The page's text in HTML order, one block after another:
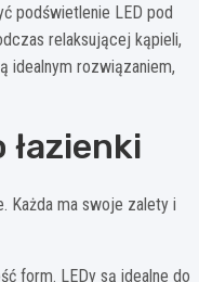
podświetlenie LED pod
relaksującej kąpieli,
idealnym rozwiązaniem,
Każda ma swoje zalety i
form. LEDy są idealne do